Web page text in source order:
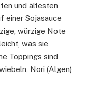
und ältesten
einer Sojasauce
würzige Note
was sie
Toppings sind
Nori (Algen)